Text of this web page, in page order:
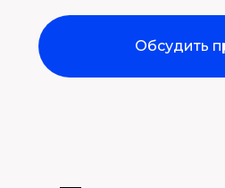
Обсудить